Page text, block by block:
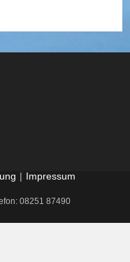
Impressum
08251 87490